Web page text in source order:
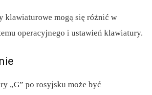
klawiaturowe mogą się różnić w
operacyjnego i ustawień klawiatury.
„G” po rosyjsku może być